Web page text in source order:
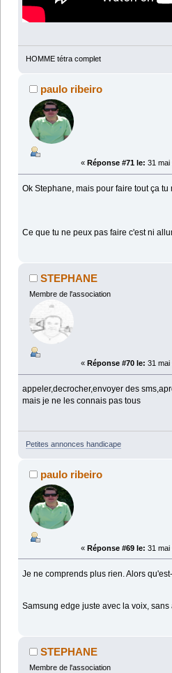
HOMME tétra complet
paulo ribeiro
« Réponse #71 le: 31 mai
Ok Stephane, mais pour faire tout ça
Ce que tu ne peux pas faire c'est ni
STEPHANE
Membre de l'association
« Réponse #70 le: 31 mai
appeler,decrocher,envoyer des
mais je ne les connais pas tous
Petites annonces handicape
paulo ribeiro
« Réponse #69 le: 31 mai
Je ne comprends plus rien. Alors
Samsung edge juste avec la voix,
STEPHANE
Membre de l'association